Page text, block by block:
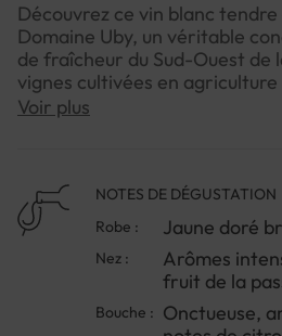
Découvrez ce vin blanc
Domaine Uby, un véritable
de fraîcheur du Sud-Ouest de
vignes cultivées en
sols sablo-limoneux et argilo-
notes de fruit de la passion et
bouche, sa texture onctueuse
saveurs délicates de citron
parfaitement équilibrées par
subtile.Ce vin est un
l’apéritif que pour
Voir plus
NOTES DE DÉGUSTATION
Robe :
Jaune doré
Nez :
Arômes
fruit de la
Bouche : Onctueuse,